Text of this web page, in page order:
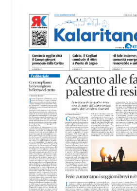
con disabilità nelle attività
centri di accoglienza per
contribuiscono anche alla cura
«Prendersi cura degli ambienti
accoglienza e dignità», racconta
Adimari.
Tra i partecipanti anche i
accanto agli anziani della casa di
«Un’esperienza di crescita
rafforza la vocazione al
Cristiano Pani.
Il programma dedica spazio
pace e della cooperazione nel
pomeriggio, alla Mediateca del